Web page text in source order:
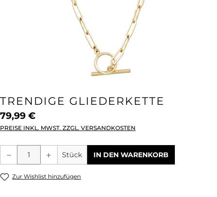
TRENDIGE GLIEDERKETTE
79,99 €
PREISE INKL. MWST. ZZGL. VERSANDKOSTEN
Produkt Anzahl: Gib den gewünschten
Stück IN DEN WARENKORB
Zur Wishlist hinzufügen